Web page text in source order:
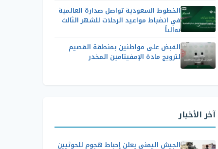
الخطوط السعودية تواصل صدارة العالمية
في انضباط مواعيد الرحلات للشهر الثالث
توالياً
القبض على مواطنين بمنطقة القصيم
لترويج مادة الإمفيتامين المخدر
آخر الأخبار
الجيش اليمني يعلن إحباط هجوم للحوثيين